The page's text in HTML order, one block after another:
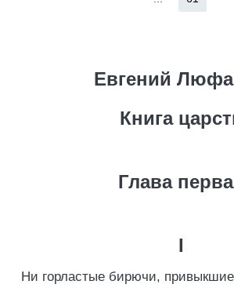
Евгений
Книга
Глава
I
Ни горластые бирючи,